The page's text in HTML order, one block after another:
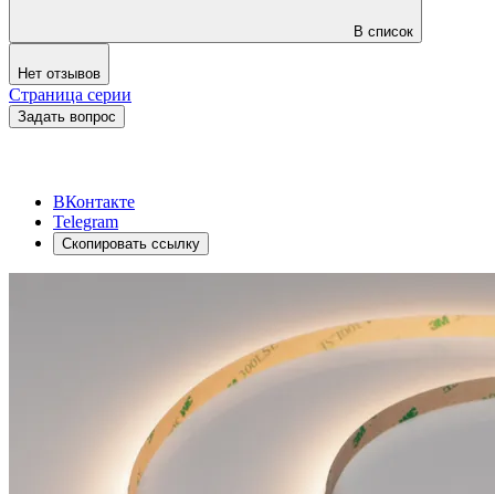
В список
Нет отзывов
Страница серии
Задать вопрос
ВКонтакте
Telegram
Скопировать ссылку